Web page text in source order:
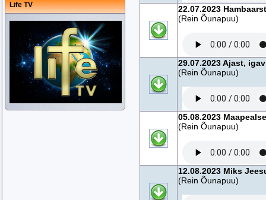
Life TV
22.07.2023
(Rein Õunapuu)
29.07.2023 Ajast,
(Rein Õunapuu)
05.08.2023
(Rein Õunapuu)
12.08.2023 Miks
(Rein Õunapuu)